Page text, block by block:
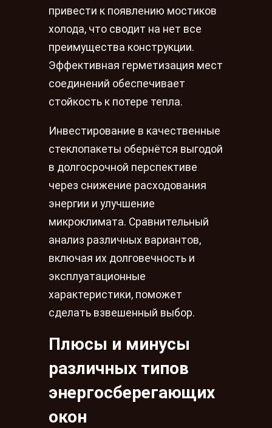
привести к появлению мостиков
холода, что сводит на нет все
преимущества конструкции.
Эффективная герметизация мест
соединений обеспечивает
стойкость к потере тепла.
Инвестирование в качественные
стеклопакеты обернётся выгодой
в долгосрочной перспективе
через снижение расходования
энергии и улучшение
микроклимата. Сравнительный
анализ различных вариантов,
включая их долговечность и
эксплуатационные
характеристики, поможет
сделать взвешенный выбор.
Плюсы и минусы
различных типов
энергосберегающих
окон